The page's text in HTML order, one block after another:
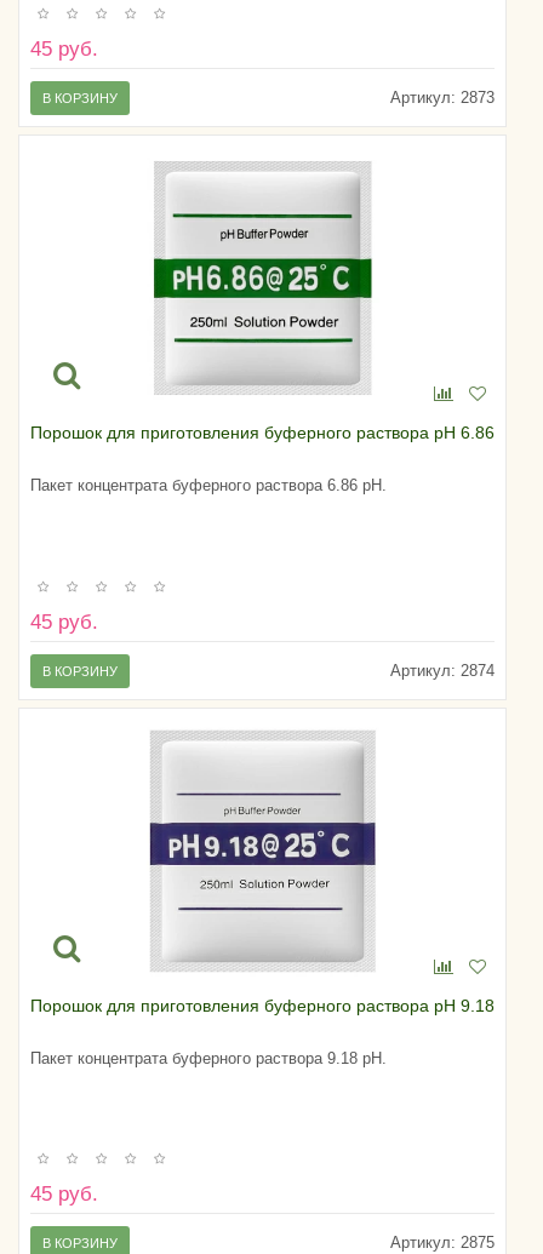
45 руб.
Артикул: 2873
В КОРЗИНУ
Порошок для приготовления буферного раствора pH 6.86
Пакет концентрата буферного раствора 6.86 pH.
45 руб.
Артикул: 2874
В КОРЗИНУ
Порошок для приготовления буферного раствора pH 9.18
Пакет концентрата буферного раствора 9.18 pH.
45 руб.
Артикул: 2875
В КОРЗИНУ